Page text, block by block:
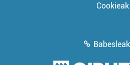
Cookieak